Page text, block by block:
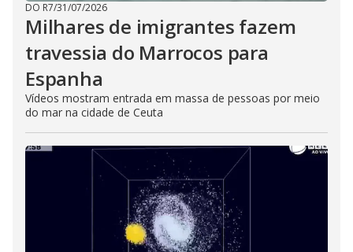
DO R7/31/07/2026
Milhares de imigrantes fazem
travessia do Marrocos para
Espanha
Vídeos mostram entrada em massa de pessoas por meio
do mar na cidade de Ceuta